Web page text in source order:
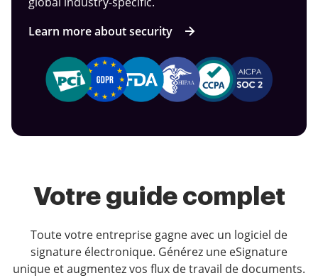
Learn more about security
Votre guide complet
Toute votre entreprise gagne avec un logiciel de
signature électronique. Générez une eSignature
unique et augmentez vos flux de travail de documents.